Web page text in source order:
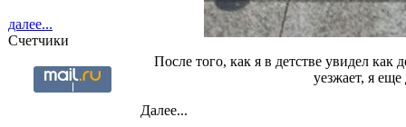
далее...
Счетчики
После того, как я в детстве увидел как
уезжает, я еще
Далее...